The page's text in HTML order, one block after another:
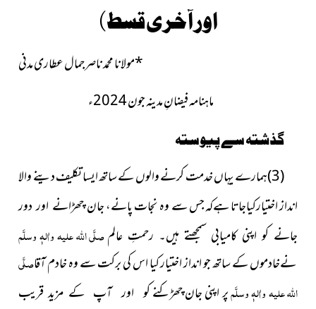
اور آخری قسط)
*مولانا محمد ناصرجمال عطاری مدنی
ماہنامہ فیضانِ مدینہ جون 2024ء
گذشتہ سے پیوستہ
(3)ہمارے یہاں خدمت کرنے والوں کے ساتھ ایسا تکلیف
دینے والا
انداز اختیارکیاجاتا ہےکہ جس سے وہ نجات پانے،جان چھڑانے اور دور
جانے کو اپنی کامیابی سمجھتے ہیں۔ رحمتِ عالمصلَّی اللہ علیہ واٰلہٖ وسلَّم
نےخادموں کے ساتھ جو انداز اختیار کیا اس کی برکت سے وہ خادم آقاصلَّی
اللہ علیہ واٰلہٖ وسلَّمپر اپنی جان چھڑکنےکو اور آپ کے مزید قریب